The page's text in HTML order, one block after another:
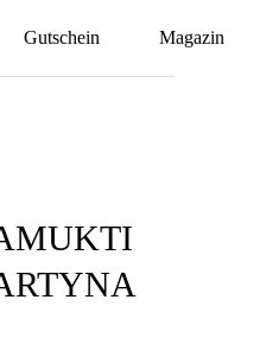
Gutschein Magazin